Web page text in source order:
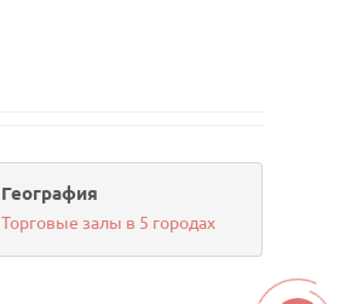
География
Торговые залы в 5 городах